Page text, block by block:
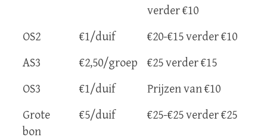
verder €10
OS2
€1/duif
€20-€15 verder €10
AS3
€2,50/groep
€25 verder €15
OS3
€1/duif
Prijzen van €10
Grote
bon
€5/duif €25-€25 verder €25